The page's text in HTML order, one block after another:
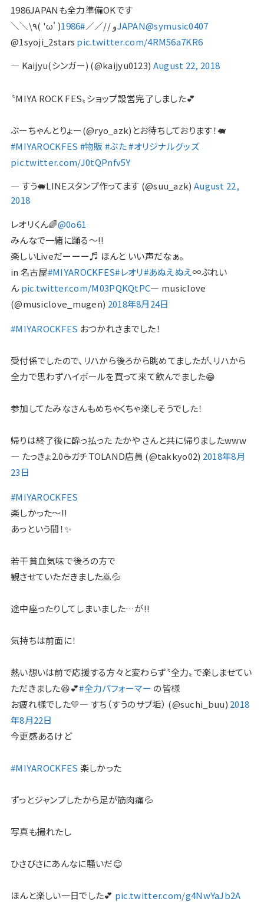
1986JAPANも全力準備OKです
＼＼\٩( 'ω' )و //／／#1986JAPAN@symusic0407
@1syoji_2stars pic.twitter.com/4RM56a7KR6
— Kaijyu(シンガー) (@kaijyu0123) August 22, 2018
〝MIYA ROCK FES〟ショップ設営完了しました💕
ぶーちゃんとりょー(@ryo_azk)とお待ちしております！🐖
#MIYAROCKFES #物販 #ぶた#オリジナルグッズ
pic.twitter.com/J0tQPnfv5Y
— すう🐖LINEスタンプ作ってます (@suu_azk) August 22,
2018
レオリくん🌈@0o61
みんなで一緒に踊る〜!!
楽しいLiveだーーー♬ ほんと いい声だなぁ。
in 名古屋#MIYAROCKFES#レオリ#あぬえぬえ∞ぶれい
んpic.twitter.com/M03PQKQtPC— musiclove
(@musiclove_mugen) 2018年8月24日
#MIYAROCKFES おつかれさまでした！
受付係でしたので、リハから後ろから眺めてましたが、リハから
全力で思わずハイボールを買って来て飲んでました😁
参加してたみなさんもめちゃくちゃ楽しそうでした！
帰りは終了後に酔っ払った たかや さんと共に帰りましたwww
— たっきょ2.0☕️ガチTOLAND店員 (@takkyo02) 2018年8月
23日
#MIYAROCKFES
楽しかった〜!!
あっという間！✨
若干貧血気味で後ろの方で
観させていただきました🙇💦
途中座ったりしてしまいました…が!!
気持ちは前面に！
熱い想いは前で応援する方々と変わらず〝全力〟で楽しませてい
ただきました😆💕#全力パフォーマー の皆様
お疲れ様でした💛— すち（すうのサブ垢） (@suchi_buu) 2018
年8月22日
今更感あるけど
#MIYAROCKFES 楽しかった
ずっとジャンプしたから足が筋肉痛💦
写真も撮れたし
ひさびさにあんなに騒いだ😊
ほんと楽しい一日でした💕 pic.twitter.com/g4NwYaJb2A